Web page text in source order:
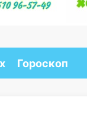
Гороскоп